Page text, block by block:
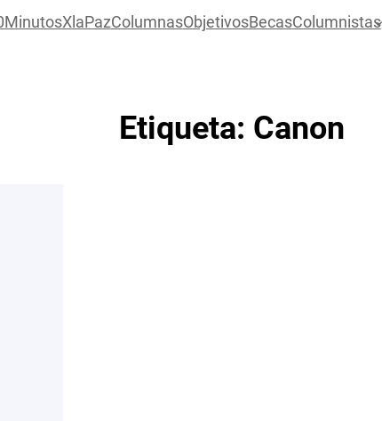
ColumnasObjetivosBecasColumnistas
Etiqueta: Canon